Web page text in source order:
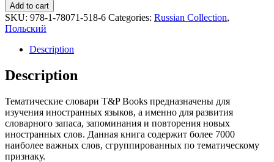
Add to cart
SKU: 978-1-78071-518-6 Categories: Russian Collection,
Польский
Description
Description
Тематические словари T&P Books предназначены для
изучения иностранных языков, а именно для развития
словарного запаса, запоминания и повторения новых
иностранных слов. Данная книга содержит более 7000
наиболее важных слов, сгруппированных по тематическому
признаку.